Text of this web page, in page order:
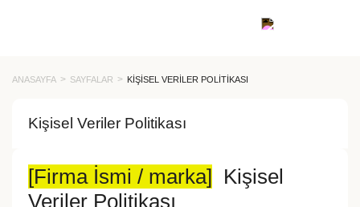
ANASAYFA SAYFALAR KIŞISEL VERILER POLITIKASI
Kişisel Veriler Politikası
[Firma İsmi / marka] Kişisel
Veriler Politikası